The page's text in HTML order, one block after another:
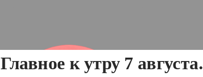
Главное к утру 7 августа.